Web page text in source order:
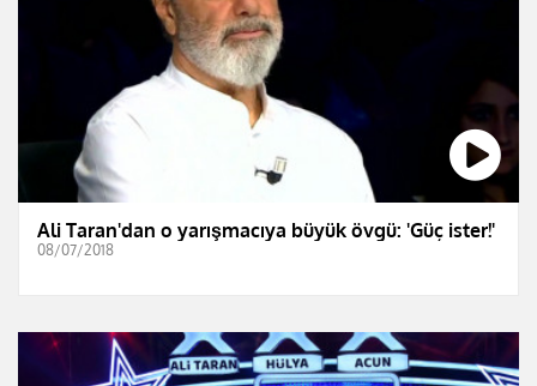
Ali Taran'dan o yarışmacıya büyük övgü: 'Güç ister!'
08/07/2018